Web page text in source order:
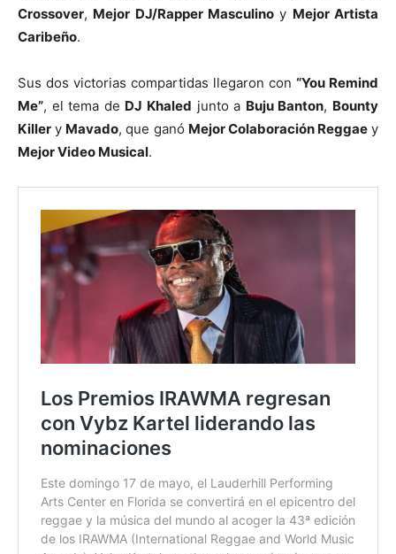
Crossover, Mejor DJ/Rapper Masculino y Mejor Artista
Caribeño.
Sus dos victorias compartidas llegaron con “You Remind
Me”, el tema de DJ Khaled junto a Buju Banton, Bounty
Killer y Mavado, que ganó Mejor Colaboración Reggaey
Mejor Video Musical.